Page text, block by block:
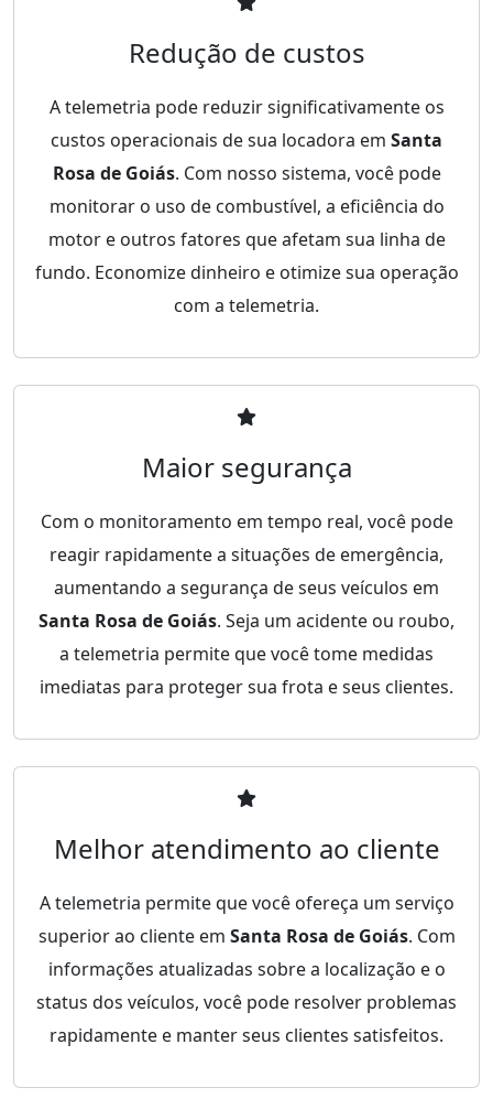
Redução de custos
A telemetria pode reduzir significativamente os
custos operacionais de sua locadora em Santa
Rosa de Goiás. Com nosso sistema, você pode
monitorar o uso de combustível, a eficiência do
motor e outros fatores que afetam sua linha de
fundo. Economize dinheiro e otimize sua operação
com a telemetria.
Maior segurança
Com o monitoramento em tempo real, você pode
reagir rapidamente a situações de emergência,
aumentando a segurança de seus veículos em
Santa Rosa de Goiás. Seja um acidente ou roubo,
a telemetria permite que você tome medidas
imediatas para proteger sua frota e seus clientes.
Melhor atendimento ao cliente
A telemetria permite que você ofereça um serviço
superior ao cliente em Santa Rosa de Goiás. Com
informações atualizadas sobre a localização e o
status dos veículos, você pode resolver problemas
rapidamente e manter seus clientes satisfeitos.